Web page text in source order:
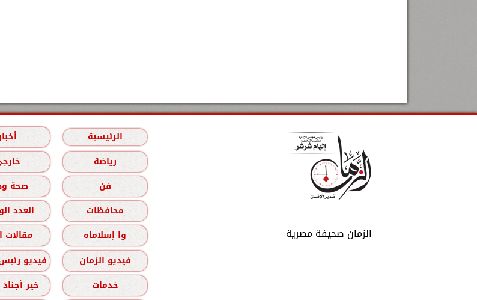
الزمان صحيفة مصرية
الرئيسية
رياضة
فن
صحة
محافظات
العدد
وا إسلاماه
مقالات
فيديو الزمان
فيديو
خدمات
خير